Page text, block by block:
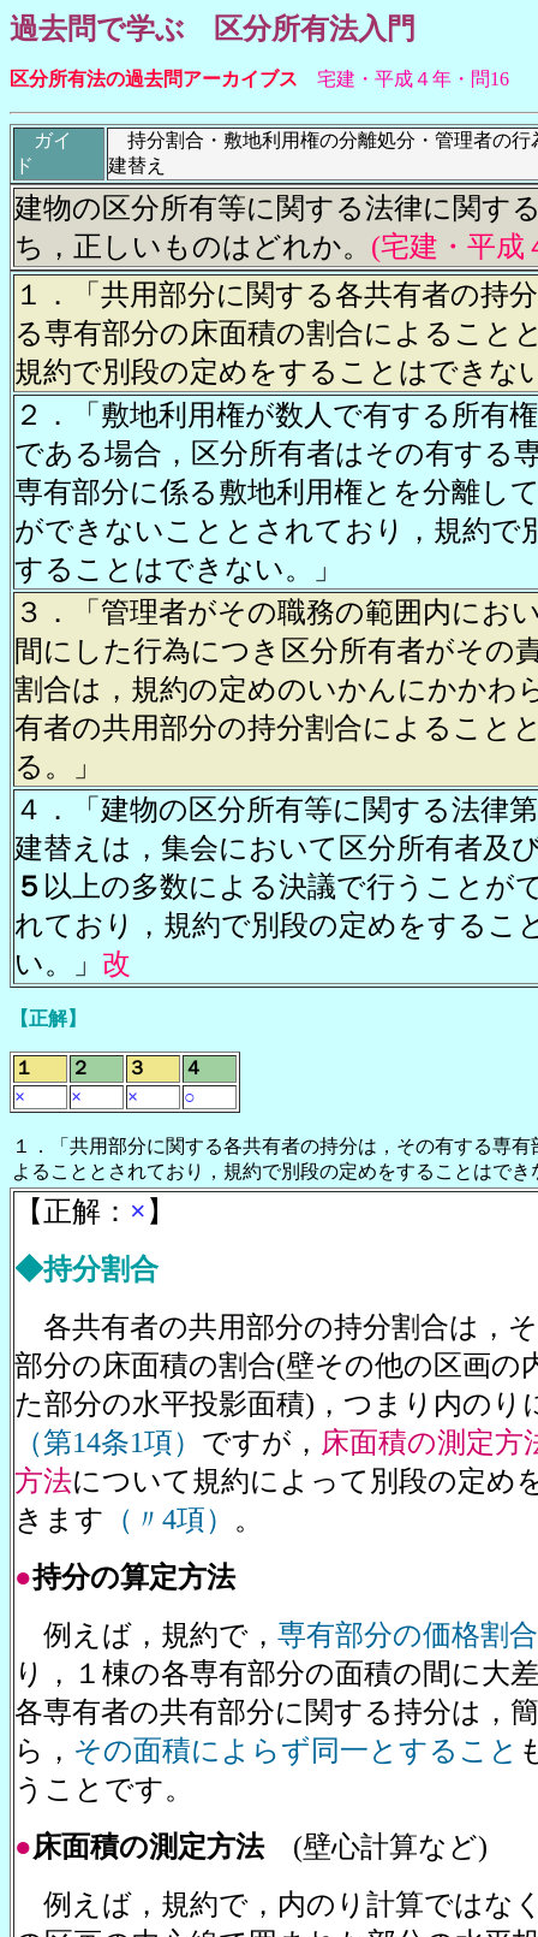
過去問で学ぶ 区分所有法入門
区分所有法の過去問アーカイブス 宅建・平成４年・問16
ガイ
ド
持分割合・敷地利用権の分離処分・管理者の行
建替え
建物の区分所有等に関する法律に関す
ち，正しいものはどれか。 (宅建・平成
１．「共用部分に関する各共有者の持
る専有部分の床面積の割合によること
規約で別段の定めをすることはできな
２．「敷地利用権が数人で有する所有
である場合，区分所有者はその有する
専有部分に係る敷地利用権とを分離し
ができないこととされており，規約で
することはできない。」
３．「管理者がその職務の範囲内にお
間にした行為につき区分所有者がその
割合は，規約の定めのいかんにかかわ
有者の共用部分の持分割合によること
る。」
４．「建物の区分所有等に関する法律第
建替えは，集会において区分所有者及
５ 以上の多数による決議で行うことが
れており，規約で別段の定めをするこ
い。」 改
【正解】
１ ２ ３
４
×
× × ○
１．「共用部分に関する各共有者の持分は，その有する専
よることとされており，規約で別段の定めをすることはでき
【正解： × 】
◆持分割合
各共有者の共用部分の持分割合は，
部分の床面積の割合(壁その他の区画の
た部分の水平投影面積)，つまり内のり
（第14条1項） ですが， 床面積の測定方
方法について規約によって別段の定め
きます （〃4項） 。
●持分の算定方法
例えば，規約で， 専有部分の価格割合
り，１棟の各専有部分の面積の間に大
各専有者の共有部分に関する持分は，
ら， その面積によらず同一とすること
うことです。
●床面積の測定方法(壁心計算など)
例えば，規約で，内のり計算ではな